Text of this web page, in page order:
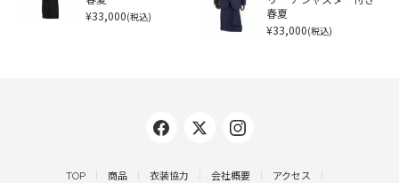
¥33,000(税込)
春夏
¥33,000(税込)
TOP 商品 衣装協力 会社概要 アクセス